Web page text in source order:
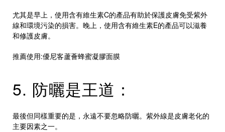
尤其是早上，使用含有維生素C的產品有助於保護皮膚免受紫外
線和環境污染的損害。晚上，使用含有維生素E的產品可以滋養
和修護皮膚。
推薦使用:優尼客蘆薈蜂蜜凝膠面膜
5. 防曬是王道：
最後但同樣重要的是，永遠不要忽略防曬。紫外線是皮膚老化的
主要因素之一。